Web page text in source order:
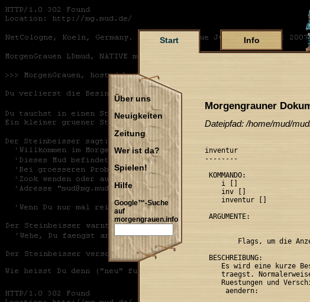
Start Info
Über uns
Neuigkeiten
Zeitung
Wer ist da?
Spielen!
Hilfe
Google™-Suche
auf
morgengrauen.info
Morgengrauner
Dateipfad: /home/mud/
inventur
--------
KOMMANDO:
    i [
]
    inv [
]
    inventur [
]
ARGUMENTE:
Flags, um die
BESCHREIBUNG:
Es wird eine kurze
traegst.
Ruestungen und
aendern: